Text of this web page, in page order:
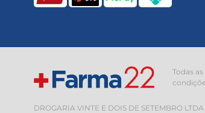
Todas
DROGARIA VINTE E DOIS DE SETEMBRO